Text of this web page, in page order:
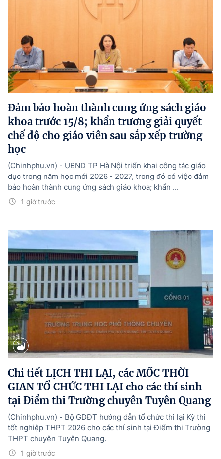
Đảm bảo hoàn thành cung ứng sách giáo
khoa trước 15/8; khẩn trương giải quyết
chế độ cho giáo viên sau sắp xếp trường
học
1 giờ trước
(Chinhphu.vn) - UBND TP Hà Nội triển khai công tác giáo
dục trong năm học mới 2026 - 2027, trong đó có việc đảm
bảo hoàn thành cung ứng sách giáo khoa; khẩn ...
Chi tiết LỊCH THI LẠI, các MỐC THỜI
GIAN TỔ CHỨC THI LẠI cho các thí sinh
tại Điểm thi Trường chuyên Tuyên Quang
1 giờ trước
(Chinhphu.vn) - Bộ GDĐT hướng dẫn tổ chức thi lại Kỳ thi
tốt nghiệp THPT 2026 cho các thí sinh tại Điểm thi Trường
THPT chuyên Tuyên Quang.